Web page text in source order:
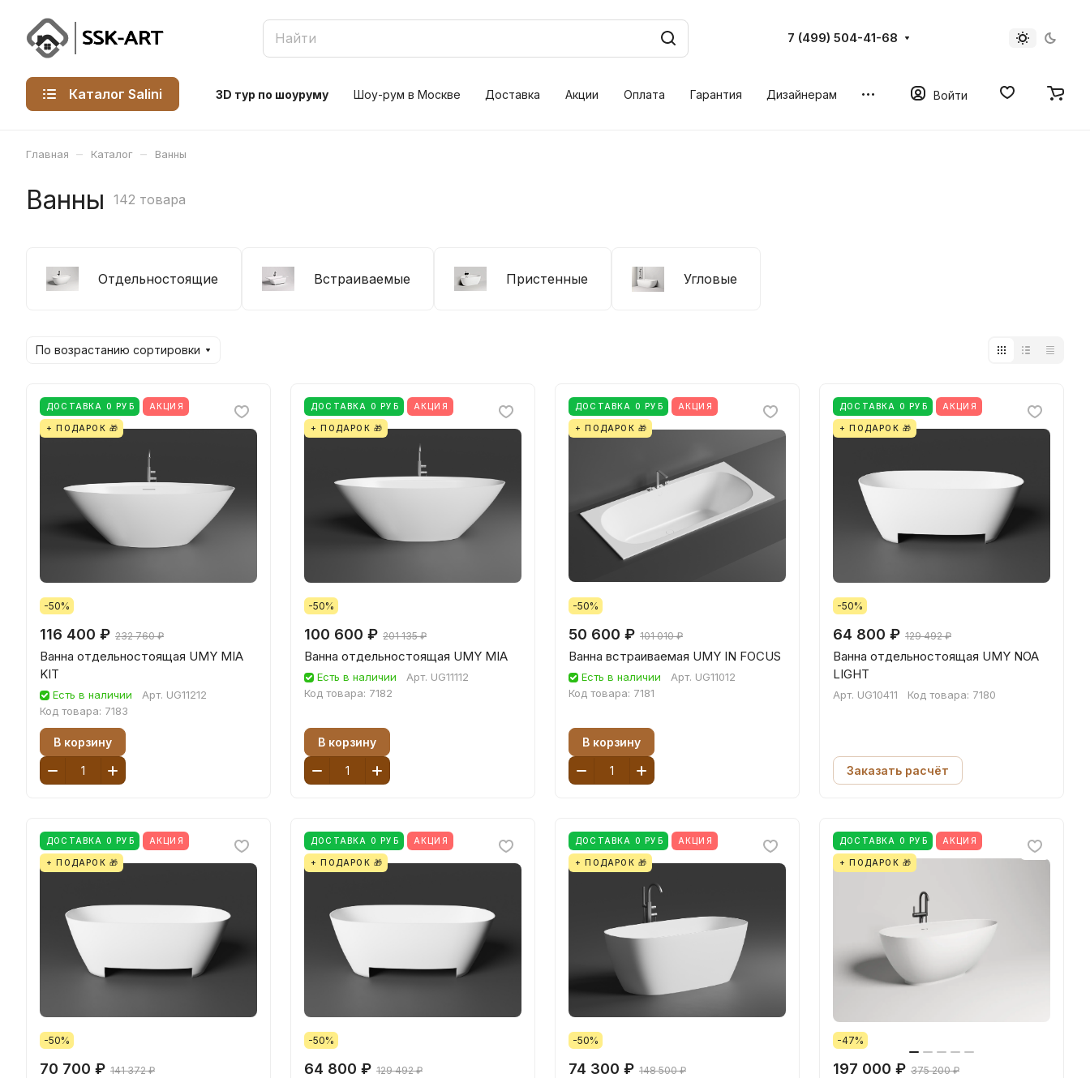
7 (499) 504-41-68
Каталог Salini 3D тур по шоуруму Шоу-рум в Москве Доставка Акции Оплата Гарантия Дизайнерам Войти
Главная – Каталог – Ванны
Ванны 142 товара
Отдельностоящие Встраиваемые Пристенные Угловые
По возрастанию сортировки
ДОСТАВКА 0 РУБ АКЦИЯ
+ ПОДАРОК 🎁
-50%
116 400 ₽ 232 760 ₽
Ванна отдельностоящая UMY MIA
KIT
Есть в наличии Арт. UG11212
Код товара: 7183
В корзину
ДОСТАВКА 0 РУБ АКЦИЯ
+ ПОДАРОК 🎁
-50%
100 600 ₽ 201 135 ₽
Ванна отдельностоящая UMY MIA
Есть в наличии Арт. UG11112
Код товара: 7182
В корзину
ДОСТАВКА 0 РУБ АКЦИЯ
+ ПОДАРОК 🎁
-50%
50 600 ₽ 101 010 ₽
Ванна встраиваемая UMY IN FOCUS
Есть в наличии Арт. UG11012
Код товара: 7181
В корзину
ДОСТАВКА 0 РУБ АКЦИЯ
+ ПОДАРОК 🎁
-50%
64 800 ₽ 129 492 ₽
Ванна отдельностоящая UMY NOA
LIGHT
Арт. UG10411 Код товара: 7180
Заказать расчёт
ДОСТАВКА 0 РУБ АКЦИЯ
+ ПОДАРОК 🎁
-50%
70 700 ₽ 141 372 ₽
ДОСТАВКА 0 РУБ АКЦИЯ
+ ПОДАРОК 🎁
-50%
64 800 ₽ 129 492 ₽
ДОСТАВКА 0 РУБ АКЦИЯ
+ ПОДАРОК 🎁
-50%
74 300 ₽ 148 500 ₽
ДОСТАВКА 0 РУБ АКЦИЯ
+ ПОДАРОК 🎁
-47%
197 000 ₽ 375 200 ₽